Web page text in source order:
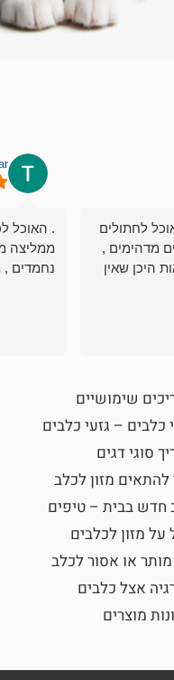
לחתולים
מדהימים ,
היכן שאין
. האוכל
ממליצה
נחמדים ,
שימושיים
כלבים – גזעי כלבים
סוגי דגים
להתאים מזון לכלב
חדש בבית – טיפים
על מזון לכלבים
או אסור לכלב
אצל כלבים
מוצרים